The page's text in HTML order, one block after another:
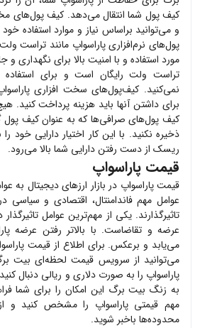
کیف پول شما انتقال می‌دهد. کیف پول‌های
و می‌توانید براساس نیاز و موارد استفاده خود
پول‌های نرم‌افزاریپاراسواپ مانند تراست
مورد استفاده و با امنیت بالا برای نگهداری و
تراست ولت رایگان است و برای استفاده
نمی‌کنید. کیف‌پول‌های سخت افزاری
برای داشتن آنها باید هزینه پرداخت کنید.
کیف پول‌های صرافی‌ها که به عنوان کیف پول
ذخیره نکنید. با این کار اختیار دارایی خود
ریسک از دست رفتن دارایی شما بالا می‌رود.
قیمت پاراسواپ
قیمتپاراسواپ در بازار ارزهای دیجیتال به
عوامل مهم فاندامنتال، اقتصادی و سیاسی
تاثیرگذارند. یکی از مهم‌ترین عوامل
عرضه و تقاضاست. با بالاتر رفتن عرضه
می‌یابد و برعکس. برای اطلاع از قیمت
می‌توانید از سرویس قیمت لحظه‌ای بیت
پاراسواپ را به صورت دلاری و ریالی دنبال
به زنگ بیت برگ این امکان را برای شما
مهم قیمتیپاراسواپ را مشخص کنید و
محدوده‌ها باخبر شوید.